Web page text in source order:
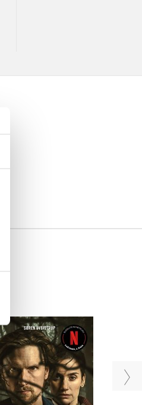
Kaštánek: Jedna, dvě
Soren Sveistrup